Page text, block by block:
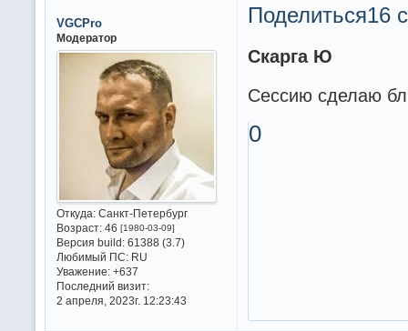
Поделиться16
VGCPro
Модератор
Откуда:Санкт-Петербург
Возраст:46 [1980-03-09]
Версия build:61388 (3.7)
Любимый ПС:RU
Уважение: +637
Последний визит:
2 апреля, 2023г. 12:23:43
Скарга Ю
Сессию сделаю
0